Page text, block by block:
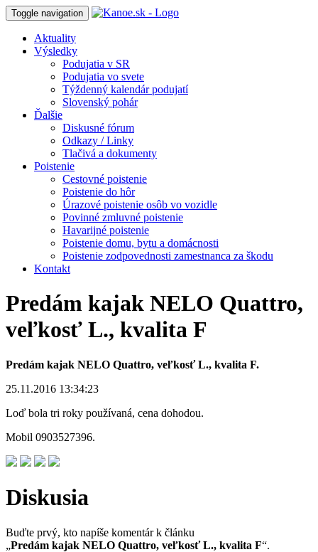
Toggle navigation
Aktuality
Výsledky
Podujatia v SR
Podujatia vo svete
Týždenný kalendár podujatí
Slovenský pohár
Ďalšie
Diskusné fórum
Odkazy / Linky
Tlačivá a dokumenty
Poistenie
Cestovné poistenie
Poistenie do hôr
Úrazové poistenie osôb vo vozidle
Povinné zmluvné poistenie
Havarijné poistenie
Poistenie domu, bytu a domácnosti
Poistenie zodpovednosti zamestnanca za škodu
Kontakt
Predám kajak NELO Quattro,
veľkosť L., kvalita F
Predám kajak NELO Quattro, veľkosť L., kvalita F.
25.11.2016 13:34:23
Loď bola tri roky používaná, cena dohodou.
Mobil 0903527396.
Diskusia
Buďte prvý, kto napíše komentár k článku
„Predám kajak NELO Quattro, veľkosť L., kvalita F“.